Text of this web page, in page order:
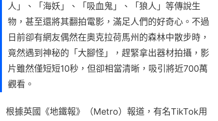
人」、「海妖」、「吸血鬼」、「狼人」等傳說生
物，甚至還將其翻拍電影，滿足人們的好奇心。不過
日前卻有網友偶然在奧克拉荷馬州的森林中散步時，
竟然遇到神秘的「大腳怪」，趕緊拿出器材拍攝，影
片雖然僅短短10秒，但卻相當清晰，吸引將近700萬
觀看。
根據英國《地鐵報》（Metro）報道，有名TikTok用